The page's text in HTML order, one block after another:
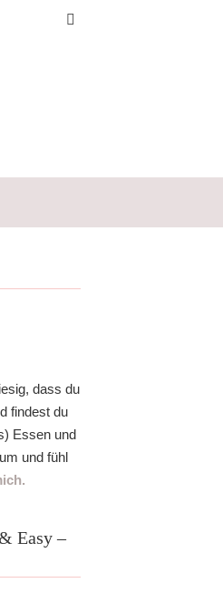
dass du
findest du
Essen und
und fühl
Easy –